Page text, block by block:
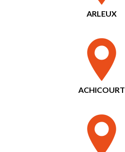
ARLEUX
ACHICOURT